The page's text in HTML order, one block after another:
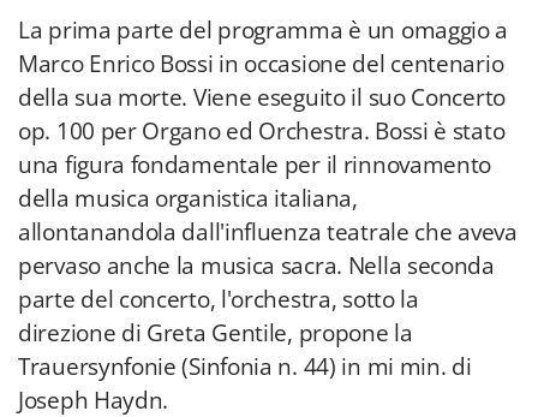
La prima parte del programma è un omaggio a
Marco Enrico Bossi in occasione del centenario
della sua morte. Viene eseguito il suo Concerto
op. 100 per Organo ed Orchestra. Bossi è stato
una figura fondamentale per il rinnovamento
della musica organistica italiana,
allontanandola dall'influenza teatrale che aveva
pervaso anche la musica sacra. Nella seconda
parte del concerto, l'orchestra, sotto la
direzione di Greta Gentile, propone la
Trauersynfonie (Sinfonia n. 44) in mi min. di
Joseph Haydn.